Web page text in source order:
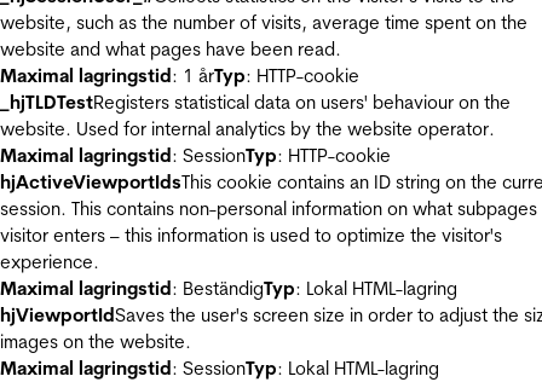
website, such as the number of visits, average time spent on the
website and what pages have been read.
Maximal lagringstid: 1 årTyp: HTTP-cookie
_hjTLDTestRegisters statistical data on users' behaviour on the
website. Used for internal analytics by the website operator.
Maximal lagringstid: SessionTyp: HTTP-cookie
hjActiveViewportIdsThis cookie contains an ID string on the
session. This contains non-personal information on what
visitor enters – this information is used to optimize the visitor's
experience.
Maximal lagringstid: BeständigTyp: Lokal HTML-lagring
hjViewportIdSaves the user's screen size in order to adjust the
images on the website.
Maximal lagringstid: SessionTyp: Lokal HTML-lagring